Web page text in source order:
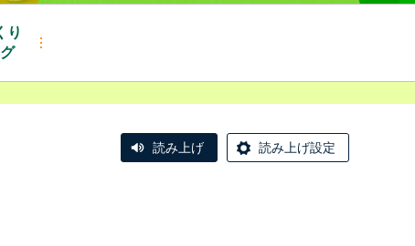
り
読み上げ 読み上げ設定